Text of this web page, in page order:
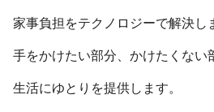
家事負担をテクノロジーで解決し
手をかけたい部分、かけたくない
生活にゆとりを提供します。